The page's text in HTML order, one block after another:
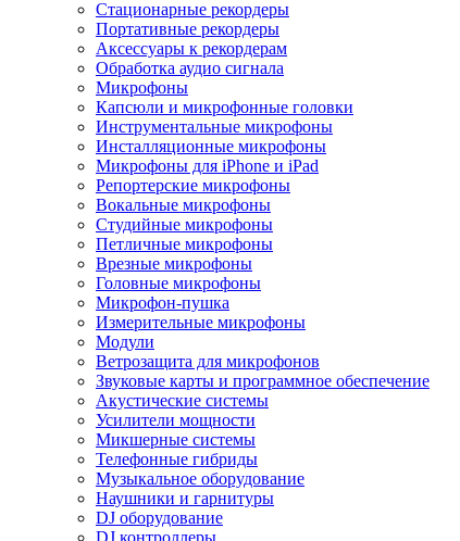
Стационарные рекордеры
Портативные рекордеры
Аксессуары к рекордерам
Обработка аудио сигнала
Микрофоны
Капсюли и микрофонные головки
Инструментальные микрофоны
Инсталляционные микрофоны
Микрофоны для iPhone и iPad
Репортерские микрофоны
Вокальные микрофоны
Студийные микрофоны
Петличные микрофоны
Врезные микрофоны
Головные микрофоны
Микрофон-пушка
Измерительные микрофоны
Модули
Ветрозащита для микрофонов
Звуковые карты и программное обеспечение
Акустические системы
Усилители мощности
Микшерные системы
Телефонные гибриды
Музыкальное оборудование
Наушники и гарнитуры
DJ оборудование